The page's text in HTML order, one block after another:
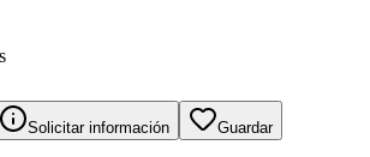
Solicitar información Guardar